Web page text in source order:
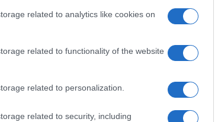
related to analytics like cookies on
related to functionality of the website
related to personalization.
related to security, including
θα βρεθεί ξενιτεμένη πολλά
την απαραίτητη στήριξη του κόσμου της.